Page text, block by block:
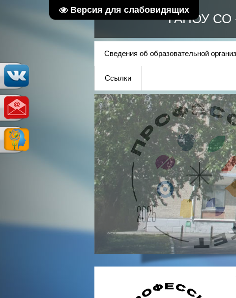
Версия для слабовидящих
ГАПОУ СО
Сведения об образовательной
Ссылки